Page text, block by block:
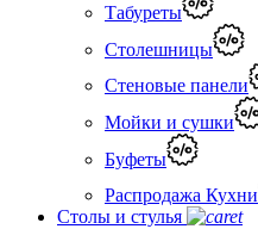
Табуреты
Столешницы
Стеновые панели
Мойки и сушки
Буфеты
Распродажа Кухни
Столы и стулья